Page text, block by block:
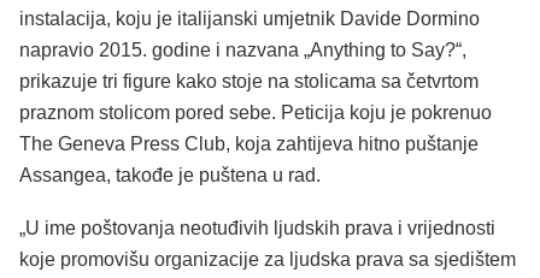
instalacija, koju je italijanski umjetnik Davide Dormino
napravio 2015. godine i nazvana „Anything to Say?“,
prikazuje tri figure kako stoje na stolicama sa četvrtom
praznom stolicom pored sebe. Peticija koju je pokrenuo
The Geneva Press Club, koja zahtijeva hitno puštanje
Assangea, takođe je puštena u rad.
„U ime poštovanja neotuđivih ljudskih prava i vrijednosti
koje promovišu organizacije za ljudska prava sa sjedištem